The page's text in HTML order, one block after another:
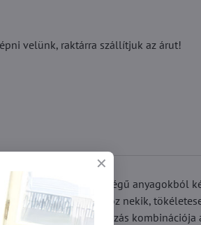
velünk, raktárra szállítjuk az árut!
A legjobb minőségű anyagokból
varázst kölcsönöz nekik,
és a precíziós kidolgozás kombinációja